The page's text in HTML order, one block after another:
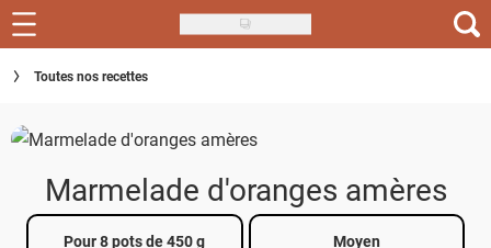
Skip
to
main
Recettes
Inspirations
Menu de la semaine
Toutes nos recettes
Marmelade d'oranges amères
Pour 8 pots de 450 g Moyen